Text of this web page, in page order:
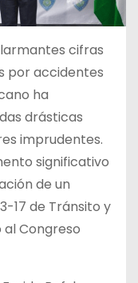
cifras
por accidentes
ha
drásticas
imprudentes.
significativo
de un
17 de Tránsito y
al Congreso